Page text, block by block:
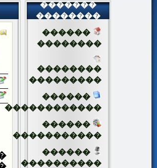
�������
��������
������
��������
��������
���������
������
������������
������
�����������
������
����������